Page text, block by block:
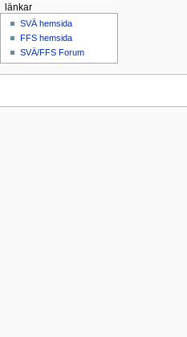
länkar
SVÄ hemsida
FFS hemsida
SVÄ/FFS Forum